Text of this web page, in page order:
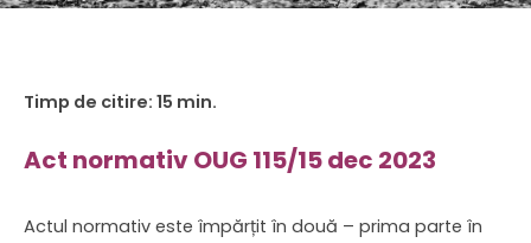
Act normativ OUG 115/15 dec 2023
Actul normativ este împărțit în două – prima parte în